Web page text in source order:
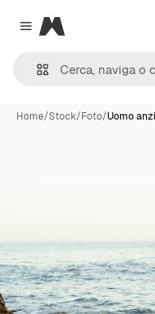
Close menu
Magnific
Home/Stock/Foto/Uomo